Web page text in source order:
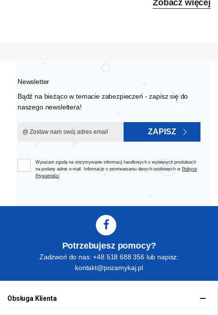
Zobacz więcej
Newsletter
Bądź na bieżąco w temacie zabezpieczeń - zapisz się do
naszego newslettera!
ZAPISZ
Wyrażam zgodę na otrzymywanie informacji handlowych o wybranych produktach
na podany adres e-mail. Informacje o przetwarzaniu danych osobowych w Polityce
Prywatności
Potrzebujesz pomocy?
Zadzwoń do nas: +48 518 688 356 lub napisz:
kontakt@pozamykaj.pl
Obsługa Klienta